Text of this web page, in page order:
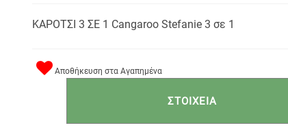
ΚΑΡΟΤΣΙ 3 ΣΕ 1 Cangaroo Stefanie 3 σε 1
Αποθήκευση στα Αγαπημένα
ΣΤΟΙΧΕΙΑ